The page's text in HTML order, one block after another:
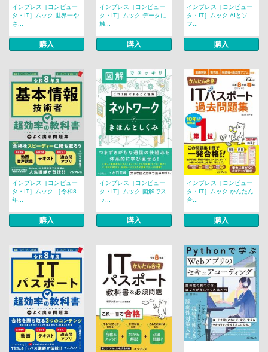
インプレス［コンピュー
タ・IT］ムック 世界一や
さ...
購入
インプレス［コンピュー
タ・IT］ムック データに
触...
購入
インプレス［コンピュー
タ・IT］ムック AIとソ
フ...
購入
インプレス［コンピュー
タ・IT］ムック ［令和8
年...
購入
インプレス［コンピュー
タ・IT］ムック 図解でス
ッ...
購入
インプレス［コンピュー
タ・IT］ムック かんたん
合...
購入